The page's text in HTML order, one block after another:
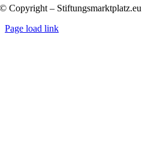
10 Min.
© Copyright – Stiftungsmarktplatz.eu
Page load link